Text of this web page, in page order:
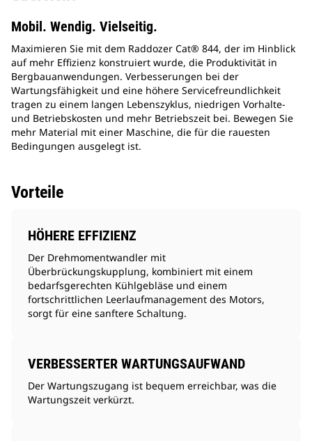
Mobil. Wendig. Vielseitig.
Maximieren Sie mit dem Raddozer Cat® 844, der im Hinblick
auf mehr Effizienz konstruiert wurde, die Produktivität in
Bergbauanwendungen. Verbesserungen bei der
Wartungsfähigkeit und eine höhere Servicefreundlichkeit
tragen zu einem langen Lebenszyklus, niedrigen Vorhalte-
und Betriebskosten und mehr Betriebszeit bei. Bewegen Sie
mehr Material mit einer Maschine, die für die rauesten
Bedingungen ausgelegt ist.
Vorteile
HÖHERE EFFIZIENZ
Der Drehmomentwandler mit
Überbrückungskupplung, kombiniert mit einem
bedarfsgerechten Kühlgebläse und einem
fortschrittlichen Leerlaufmanagement des Motors,
sorgt für eine sanftere Schaltung.
VERBESSERTER WARTUNGSAUFWAND
Der Wartungszugang ist bequem erreichbar, was die
Wartungszeit verkürzt.